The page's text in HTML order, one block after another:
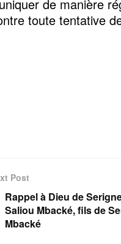
de manière
toute tentative
Post
Rappel à Dieu de
Saliou Mbacké, fils de
Mbacké